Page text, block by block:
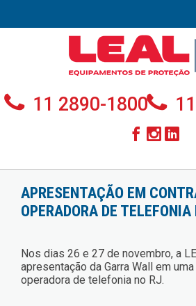
11 2890-1800
APRESENTAÇÃO EM
OPERADORA DE TELEFONIA
Nos dias 26 e 27 de novembro, a
apresentação da Garra Wall em
operadora de telefonia no RJ.